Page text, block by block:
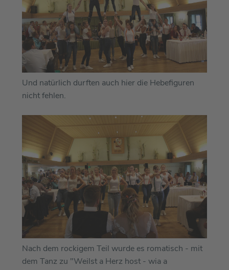
Und natürlich durften auch hier die Hebefiguren
nicht fehlen.
Nach dem rockigem Teil wurde es romatisch - mit
dem Tanz zu "Weilst a Herz host - wia a